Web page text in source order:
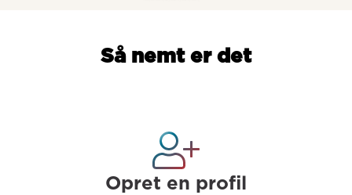
Så nemt er det
Opret en profil